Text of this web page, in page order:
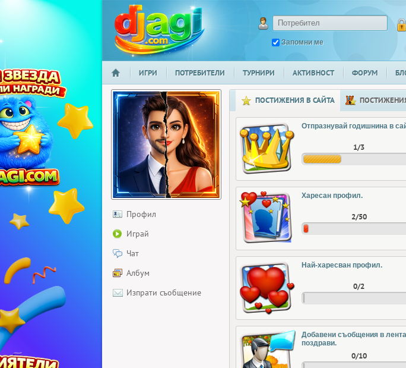
djagi.com
Запомни ме
НАЧАЛО
ИГРИ ПОТРЕБИТЕЛИ ТУРНИРИ АКТИВНОСТ ФОРУМ
Профил
Играй
Чат
Албум
Изпрати съобщение
ПОСТИЖЕНИЯ В САЙТА
Отпразнувай годишнина в
1/3
Харесан профил.
2/50
Най-харесван профил.
0/2
Добавени съобщения в
поздрави.
0/10